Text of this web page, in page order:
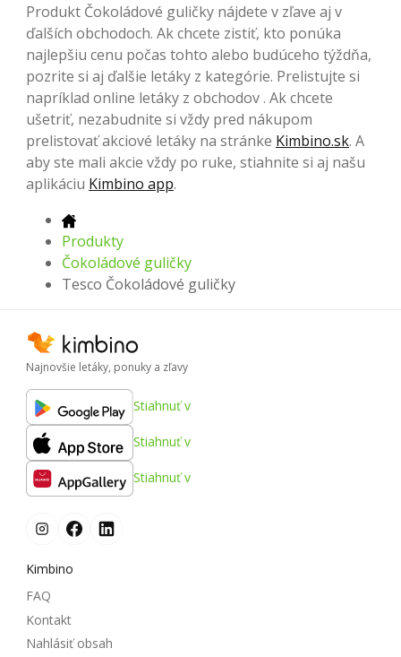
Produkt Čokoládové guličky nájdete v zľave aj v
ďalších obchodoch. Ak chcete zistiť, kto ponúka
najlepšiu cenu počas tohto alebo budúceho týždňa,
pozrite si aj ďalšie letáky z kategórie. Prelistujte si
napríklad online letáky z obchodov . Ak chcete
ušetriť, nezabudnite si vždy pred nákupom
prelistovať akciové letáky na stránke Kimbino.sk. A
aby ste mali akcie vždy po ruke, stiahnite si aj našu
aplikáciu Kimbino app.
Produkty
Čokoládové guličky
Tesco Čokoládové guličky
Najnovšie letáky, ponuky a zľavy
Stiahnuť v
Stiahnuť v
Stiahnuť v
Kimbino
FAQ
Kontakt
Nahlásiť obsah